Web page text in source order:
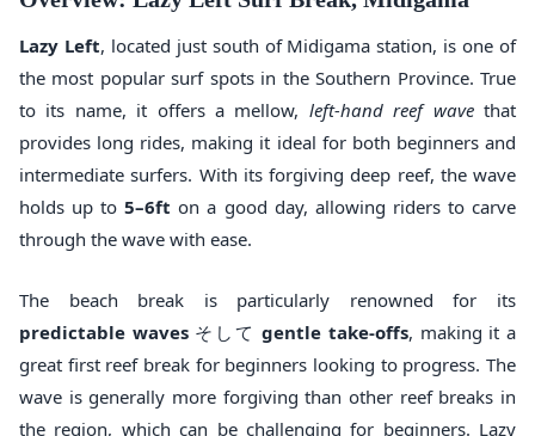
Lazy Left, located just south of Midigama station, is one of
the most popular surf spots in the Southern Province. True
to its name, it offers a mellow, left-hand reef wavethat
provides long rides, making it ideal for both beginners and
intermediate surfers. With its forgiving deep reef, the wave
holds up to5–6ft on a good day, allowing riders to carve
through the wave with ease.
The beach break is particularly renowned for its
predictable wavesそしてgentle take-offs, making it a
great first reef break for beginners looking to progress. The
wave is generally more forgiving than other reef breaks in
the region, which can be challenging for beginners. Lazy